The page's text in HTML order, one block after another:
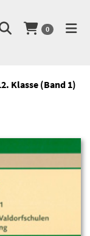
0
Klasse (Band 1)